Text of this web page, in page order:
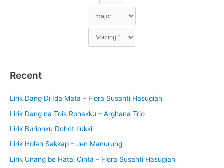
Recent
Lirik Dang Di Ida Mata – Flora Susanti Hasugian
Lirik Dang na Tois Rohakku – Arghana Trio
Lirik Burionku Dohot Ilukki
Lirik Holan Sakkap – Jen Manurung
Lirik Unang be Hatai Cinta – Flora Susanti Hasugian